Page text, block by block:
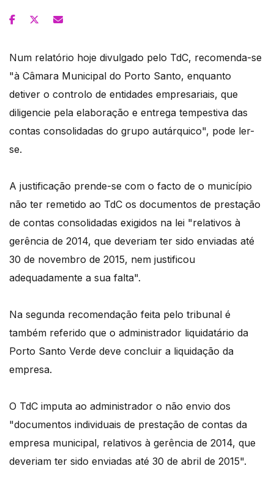
Num relatório hoje divulgado pelo TdC, recomenda-se
"à Câmara Municipal do Porto Santo, enquanto
detiver o controlo de entidades empresariais, que
diligencie pela elaboração e entrega tempestiva das
contas consolidadas do grupo autárquico", pode ler-
se.
A justificação prende-se com o facto de o município
não ter remetido ao TdC os documentos de prestação
de contas consolidadas exigidos na lei "relativos à
gerência de 2014, que deveriam ter sido enviadas até
30 de novembro de 2015, nem justificou
adequadamente a sua falta".
Na segunda recomendação feita pelo tribunal é
também referido que o administrador liquidatário da
Porto Santo Verde deve concluir a liquidação da
empresa.
O TdC imputa ao administrador o não envio dos
"documentos individuais de prestação de contas da
empresa municipal, relativos à gerência de 2014, que
deveriam ter sido enviadas até 30 de abril de 2015".